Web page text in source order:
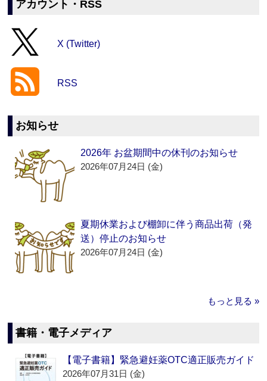
アカウント・RSS
X (Twitter)
RSS
お知らせ
2026年 お盆期間中の休刊のお知らせ
2026年07月24日 (金)
夏期休業および棚卸に伴う商品出荷（発
送）停止のお知らせ
2026年07月24日 (金)
もっと見る »
書籍・電子メディア
【電子書籍】緊急避妊薬OTC適正販売ガイド
2026年07月31日 (金)